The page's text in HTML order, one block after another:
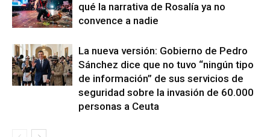
qué la narrativa de Rosalía ya no
convence a nadie
La nueva versión: Gobierno de Pedro
Sánchez dice que no tuvo “ningún tipo
de información” de sus servicios de
seguridad sobre la invasión de 60.000
personas a Ceuta